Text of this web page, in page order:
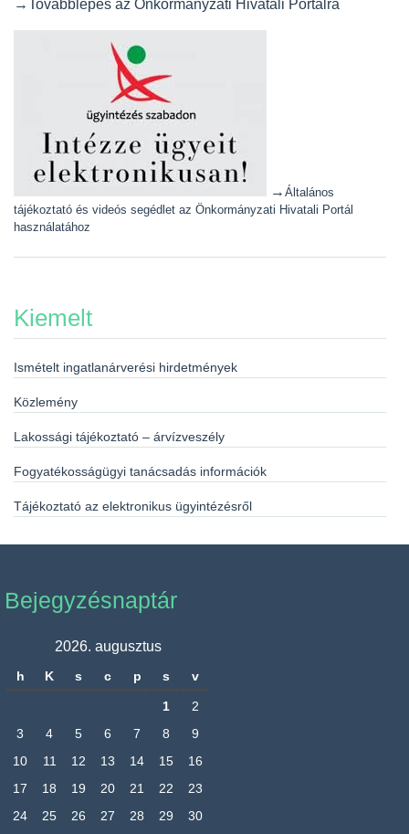
→Továbblépés az Önkormányzati Hivatali Portálra
→ Általános
tájékoztató és videós segédlet az Önkormányzati Hivatali Portál
használatához
Kiemelt
Ismételt ingatlanárverési hirdetmények
Közlemény
Lakossági tájékoztató – árvízveszély
Fogyatékosságügyi tanácsadás információk
Tájékoztató az elektronikus ügyintézésről
Bejegyzésnaptár
2026. augusztus
h K s c p s v
1
2
3
4 5 6 7 8
9
10
11 12 13 14 15
16
17
18 19 20 21 22
23
24
25 26 27 28 29 30